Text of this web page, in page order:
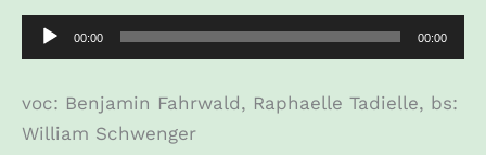
Audio-
Player
00:00 00:00
voc: Benjamin Fahrwald, Raphaelle Tadielle, bs:
William Schwenger